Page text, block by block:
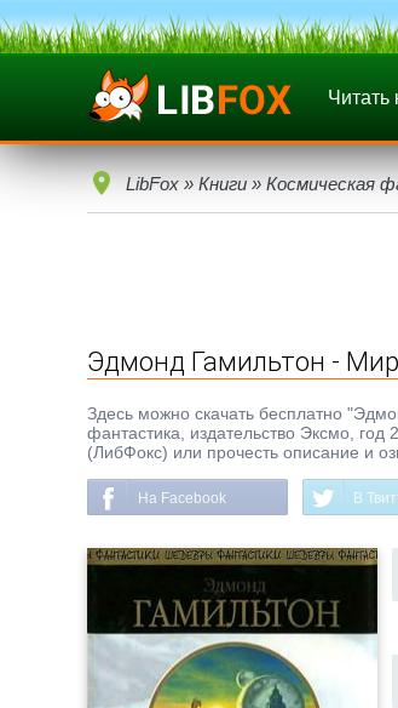
Читать
LibFox » Книги » Космическая
Эдмонд Гамильтон -
Здесь можно скачать бесплатно
фантастика, издательство Эксмо,
(ЛибФокс) или прочесть описание и
На Facebook В